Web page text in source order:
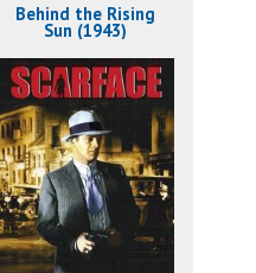
Behind the Rising
Sun (1943)